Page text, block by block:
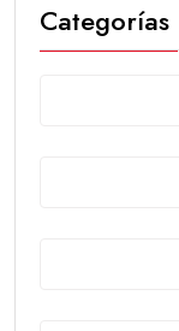
Categorías